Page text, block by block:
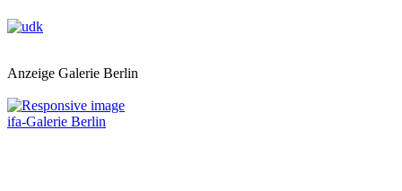
Anzeige Galerie Berlin
ifa-Galerie Berlin